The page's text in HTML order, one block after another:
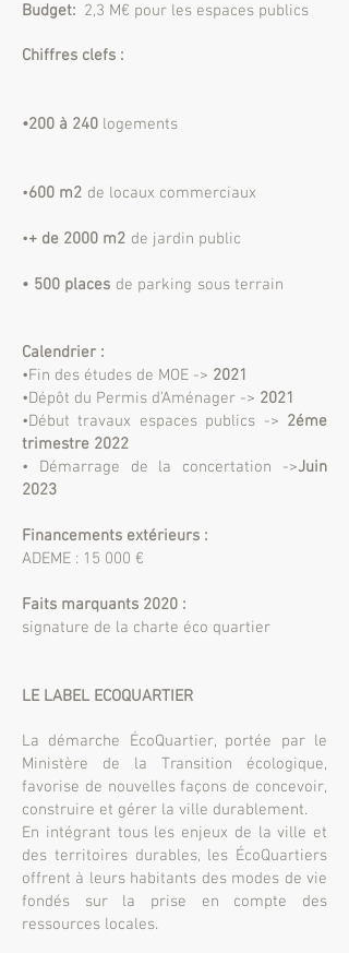
Budget: 2,3 M€ pour les espaces publics
Chiffres clefs :
•200 à 240 logements
•600 m2 de locaux commerciaux
•+ de 2000 m2 de jardin public
• 500 places de parking sous terrain
Calendrier :
•Fin des études de MOE -> 2021
•Dépôt du Permis d’Aménager -> 2021
•Début travaux espaces publics -> 2éme
trimestre 2022
• Démarrage de la concertation ->Juin
2023
Financements extérieurs :
ADEME : 15 000 €
Faits marquants 2020 :
signature de la charte éco quartier
LE LABEL ECOQUARTIER
La démarche ÉcoQuartier, portée par le
Ministère de la Transition écologique,
favorise de nouvelles façons de concevoir,
construire et gérer la ville durablement.
En intégrant tous les enjeux de la ville et
des territoires durables, les ÉcoQuartiers
offrent à leurs habitants des modes de vie
fondés sur la prise en compte des
ressources locales.